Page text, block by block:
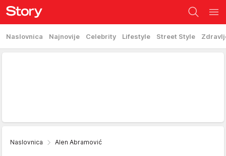
Naslovnica Najnovije Celebrity Lifestyle Street Style
Naslovnica Alen Abramović